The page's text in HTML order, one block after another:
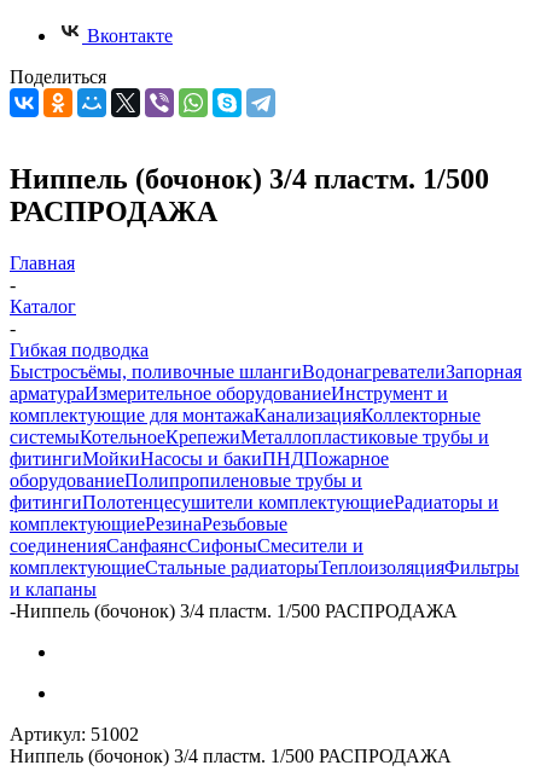
Вконтакте
Поделиться
Ниппель (бочонок) 3/4 пластм. 1/500
РАСПРОДАЖА
Главная
-
Каталог
-
Гибкая подводка
Быстросъёмы, поливочные шлангиВодонагревателиЗапорная
арматураИзмерительное оборудованиеИнструмент и
комплектующие для монтажаКанализацияКоллекторные
системыКотельноеКрепежиМеталлопластиковые трубы и
фитингиМойкиНасосы и бакиПНДПожарное
оборудованиеПолипропиленовые трубы и
фитингиПолотенцесушители комплектующиеРадиаторы и
комплектующиеРезинаРезьбовые
соединенияСанфаянсСифоныСмесители и
комплектующиеСтальные радиаторыТеплоизоляцияФильтры
и клапаны
-Ниппель (бочонок) 3/4 пластм. 1/500 РАСПРОДАЖА
Артикул: 51002
Ниппель (бочонок) 3/4 пластм. 1/500 РАСПРОДАЖА